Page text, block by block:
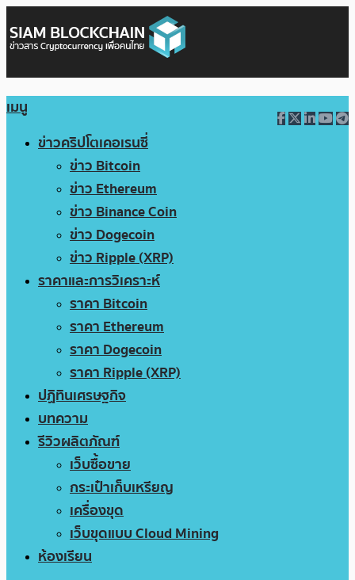
เมนู
ข่าวคริปโตเคอเรนซี่
ข่าว Bitcoin
ข่าว Ethereum
ข่าว Binance Coin
ข่าว Dogecoin
ข่าว Ripple (XRP)
ราคาและการวิเคราะห์
ราคา Bitcoin
ราคา Ethereum
ราคา Dogecoin
ราคา Ripple (XRP)
ปฏิทินเศรษฐกิจ
บทความ
รีวิวผลิตภัณฑ์
เว็บซื้อขาย
กระเป๋าเก็บเหรียญ
เครื่องขุด
เว็บขุดแบบ Cloud Mining
ห้องเรียน